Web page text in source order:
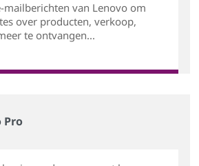
mailberichten van Lenovo om
over producten, verkoop,
te ontvangen...
Pro